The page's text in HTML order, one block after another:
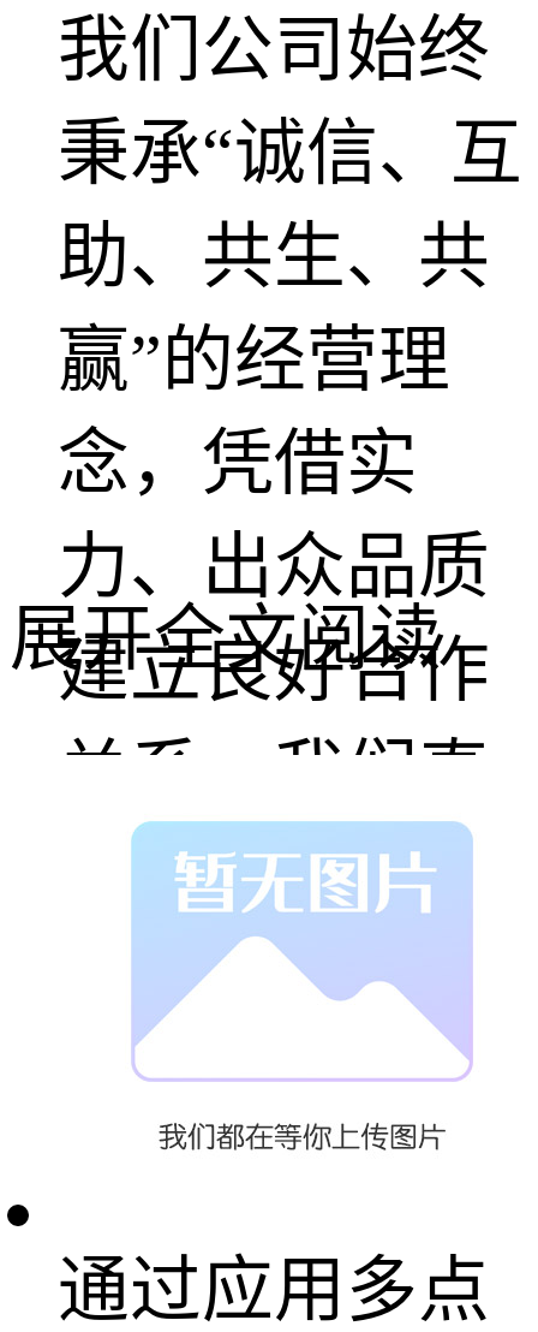
我们公司始终
秉承“诚信、互
助、共生、共
赢”的经营理
念，凭借实
力、出众品质
建立良好合作
关系，我们真
诚的希望能与
广大新老客户
一起携手共创
通过应用多点
展开全文阅读